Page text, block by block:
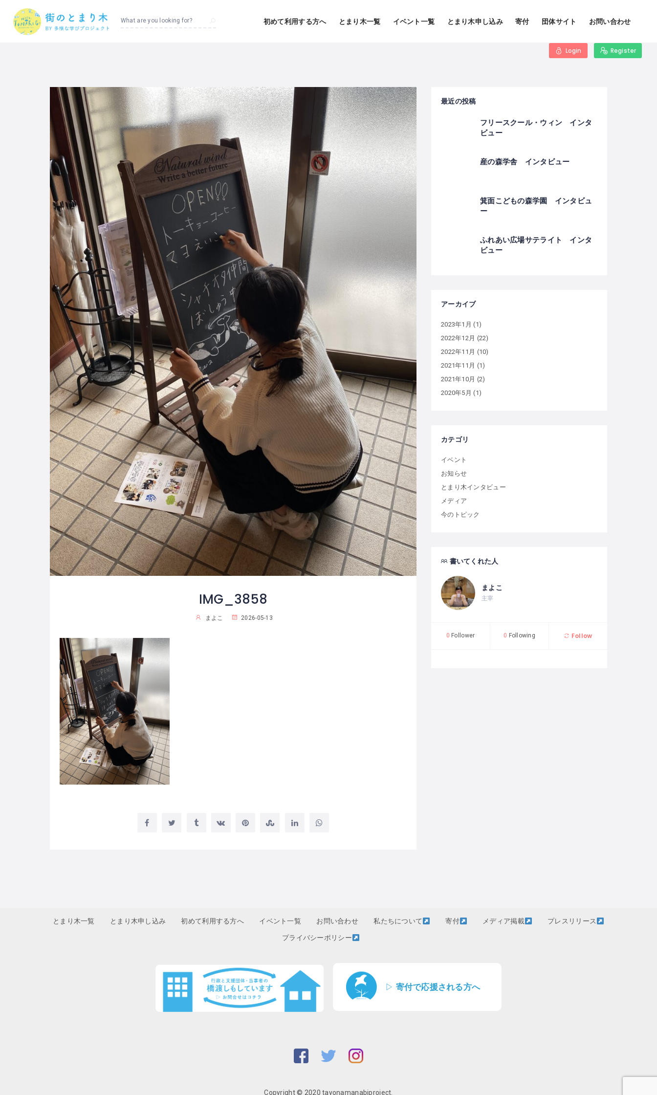
What are you looking for? 初めて利用する方へ とまり木一覧 イベント一覧 とまり木申し込み 寄付 団体サイト お問い合わせ
Login Register
IMG_3858
まよこ 2026-05-13
最近の投稿
フリースクール・ウィン インタ
ビュー
産の森学舎 インタビュー
箕面こどもの森学園 インタビュ
ー
ふれあい広場サテライト インタ
ビュー
アーカイブ
2023年1月 (1)
2022年12月 (22)
2022年11月 (10)
2021年11月 (1)
2021年10月 (2)
2020年5月 (1)
カテゴリ
イベント
お知らせ
とまり木インタビュー
メディア
今のトピック
書いてくれた人
まよこ
主宰
0 Follower 0 Following Follow
とまり木一覧 とまり木申し込み 初めて利用する方へ イベント一覧 お問い合わせ 私たちについて 寄付 メディア掲載 プレスリリース
プライバシーポリシー
▷ 寄付で応援される方へ
Copyright © 2020 tayonamanabiproject.